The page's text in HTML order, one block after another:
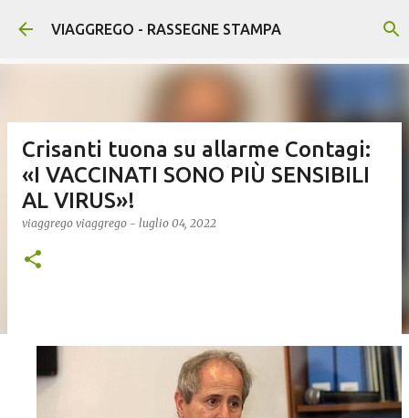
Passa ai contenuti principali
VIAGGREGO - RASSEGNE STAMPA
Crisanti tuona su allarme Contagi:
«I VACCINATI SONO PIÙ SENSIBILI
AL VIRUS»!
viaggrego viaggrego - luglio 04, 2022